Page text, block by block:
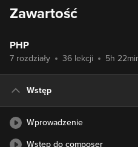
Zawartość
PHP
7 rozdziały 36 lekcji 5h
Wstęp
Wprowadzenie
Wstęp do composer